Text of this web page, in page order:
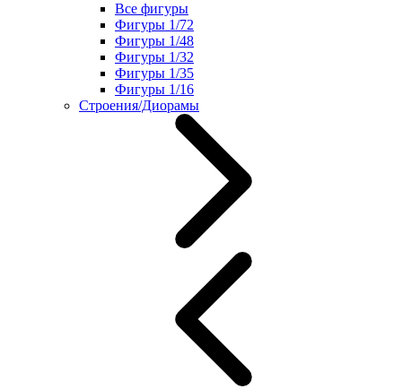
Все фигуры
Фигуры 1/72
Фигуры 1/48
Фигуры 1/32
Фигуры 1/35
Фигуры 1/16
Строения/Диорамы